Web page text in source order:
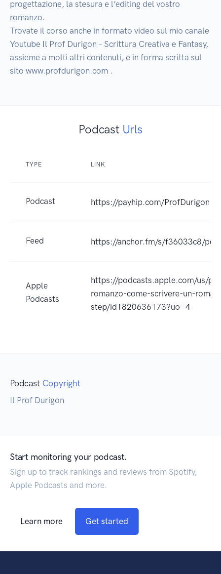
progettazione, la stesura e l’editing del vostro
romanzo.
Trovate il corso anche in formato video sul mio canale
Youtube Il Prof Durigon – Scrittura Creativa e Fantasy,
assieme a molti altri contenuti, e in forma scritta sul
Podcast Urls
TYPE LINK
Podcast https://payhip.com/ProfDurigon
Feed https://anchor.fm/s/f36033c8/
Apple
Podcasts
https://podcasts.apple.com/us/
romanzo-come-scrivere-un-
step/id1820636173?uo=4
Podcast Copyright
Il Prof Durigon
Start monitoring your podcast.
Sign up to track rankings and reviews from Spotify,
Apple Podcasts and more.
Learn more Get started